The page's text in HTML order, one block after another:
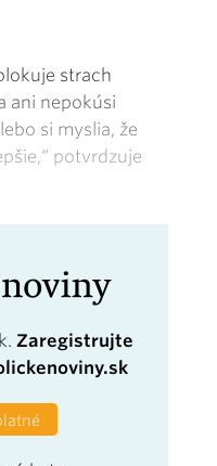
strach
ani nepokúsi
si myslia, že
potvrdzuje
Zaregistrujte